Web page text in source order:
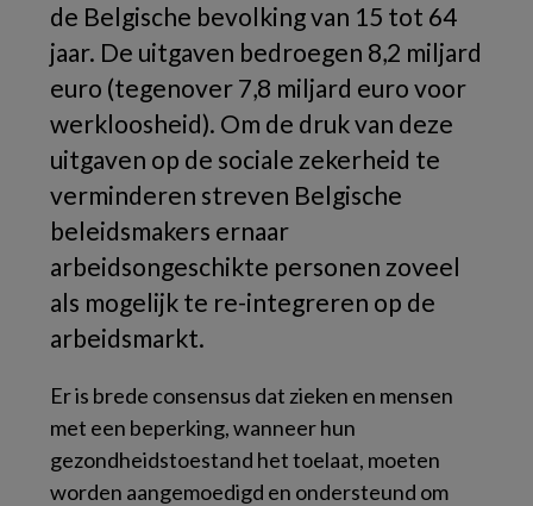
de Belgische bevolking van 15 tot 64
jaar. De uitgaven bedroegen 8,2 miljard
euro (tegenover 7,8 miljard euro voor
werkloosheid). Om de druk van deze
uitgaven op de sociale zekerheid te
verminderen streven Belgische
beleidsmakers ernaar
arbeidsongeschikte personen zoveel
als mogelijk te re-integreren op de
arbeidsmarkt.
Er is brede consensus dat zieken en mensen
met een beperking, wanneer hun
gezondheidstoestand het toelaat, moeten
worden aangemoedigd en ondersteund om